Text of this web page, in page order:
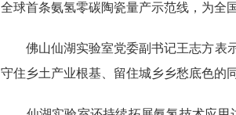
全球首条氨氢零碳陶瓷量产示范线，为全
佛山仙湖实验室党委副书记王志方表示
守住乡土产业根基、留住城乡乡愁底色的